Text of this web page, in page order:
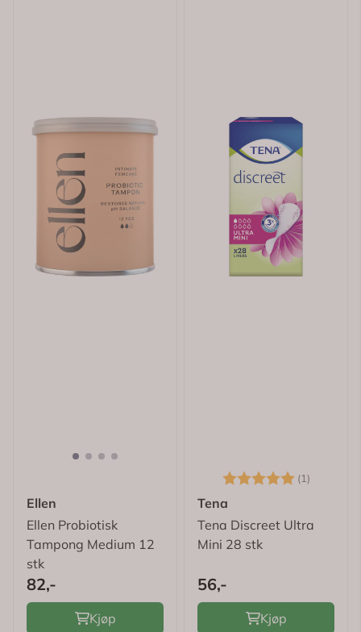
Ellen
Ellen Probiotisk
Tampong Medium 12
stk
82,-
Kjøp
Karakter: (1)
Tena
Tena Discreet Ultra
Mini 28 stk
56,-
Kjøp